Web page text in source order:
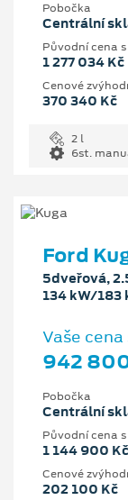
Pobočka
Centrální
Původní cena s
1 277 034 Kč
Cenové
370 340 Kč
2 l
6st.
Ford
5dveřová,
134 kW/183
Vaše cena
942
Pobočka
Centrální
Původní cena s
1 144 900 Kč
Cenové
202 100 Kč